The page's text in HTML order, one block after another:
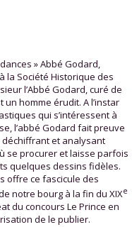
» Abbé Godard,
la Société Historique des
l’Abbé Godard, curé de
un homme érudit. A l’instar
qui s’intéressent à
l’abbé Godard fait preuve
déchiffrant et analysant
se procurer et laisse parfois
quelques dessins fidèles.
offre ce fascicule des
notre bourg à la fin du XIXe
du concours Le Prince en
de le publier.